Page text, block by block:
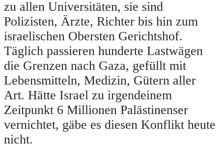
zu allen Universitäten, sie sind
Polizisten, Ärzte, Richter bis hin zum
israelischen Obersten Gerichtshof.
Täglich passieren hunderte Lastwägen
die Grenzen nach Gaza, gefüllt mit
Lebensmitteln, Medizin, Gütern aller
Art. Hätte Israel zu irgendeinem
Zeitpunkt 6 Millionen Palästinenser
vernichtet, gäbe es diesen Konflikt heute
nicht.